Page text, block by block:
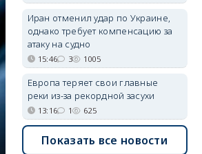
Иран отменил удар по Украине,
однако требует компенсацию за
атаку на судно
15:46 3 1005
Европа теряет свои главные
реки из-за рекордной засухи
13:16 1 625
Показать все новости